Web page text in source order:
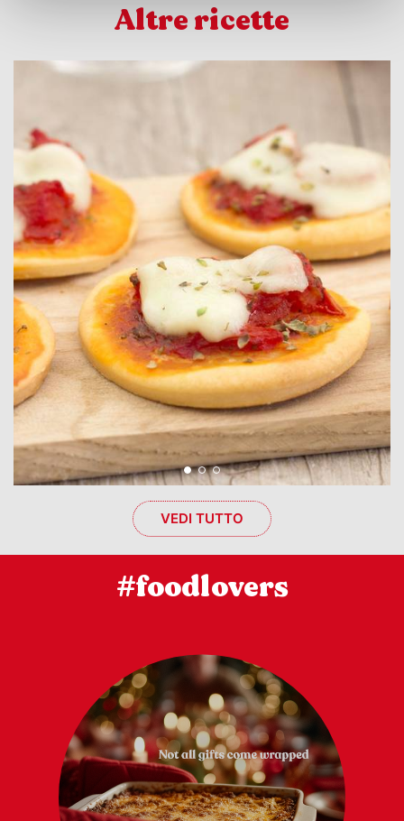
Altre ricette
VEDI TUTTO
#foodlovers